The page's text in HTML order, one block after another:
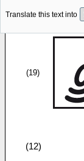
Translate this text into
(19)
(12)